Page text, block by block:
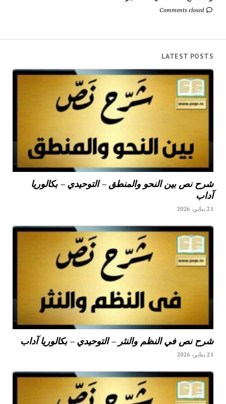
Comments closed
LATEST POSTS
شرح نص بين النحو والمنطق – التوحيدي – بكالوريا
آداب
21 يناير، 2026
شرح نص في النظم والنثر – التوحيدي – بكالوريا آداب
21 يناير، 2026